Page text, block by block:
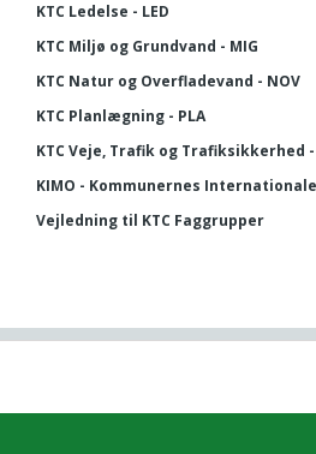
KTC Ledelse - LED
KTC Miljø og Grundvand - MIG
KTC Natur og Overfladevand - NOV
KTC Planlægning - PLA
KTC Veje, Trafik og Trafiksikkerhed -
KIMO - Kommunernes
Vejledning til KTC Faggrupper